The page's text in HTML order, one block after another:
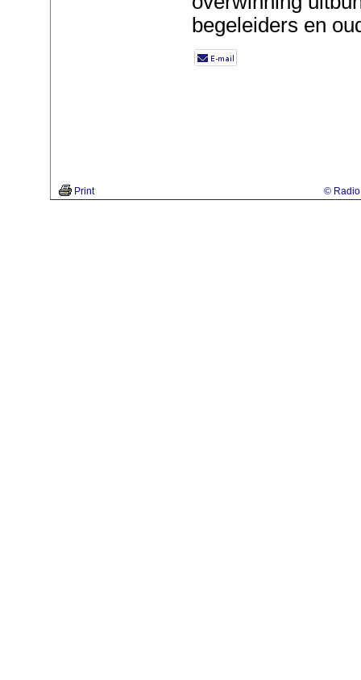
begeleiders en
Print © Radio